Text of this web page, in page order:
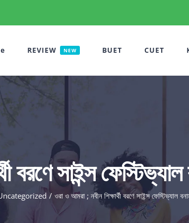
REVIEW NEW BUET CUET
বরণে সাইন্স
ওরা ও আমরা ; নবীন শিক্ষার্থী বরণে সাইন্স ফেস্টিভ্যাল